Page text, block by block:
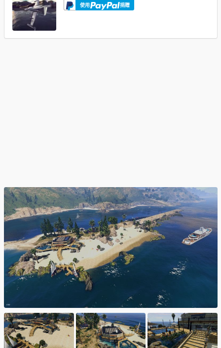
使用 捐赠